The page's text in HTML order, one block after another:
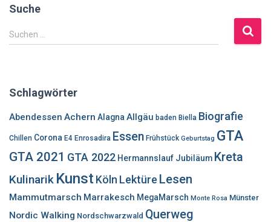
Suche
S
u
n
a
c
:
Suchen …
Schlagwörter
Abendessen Achern Alagna Allgäu baden Biella Biografie
Chillen Corona E4 Enrosadira Essen Frühstück Geburtstag GTA
GTA 2021 GTA 2022 Hermannslauf Jubiläum Kreta
Kulinarik Kunst Köln LektüreLesen
Mammutmarsch Marrakesch MegaMarsch Monte Rosa Münster
Nordic Walking Nordschwarzwald Querweg